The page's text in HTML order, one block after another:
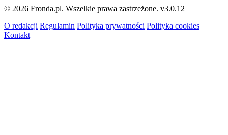
© 2026 Fronda.pl. Wszelkie prawa zastrzeżone. v3.0.12
O redakcji Regulamin Polityka prywatności Polityka cookies
Kontakt